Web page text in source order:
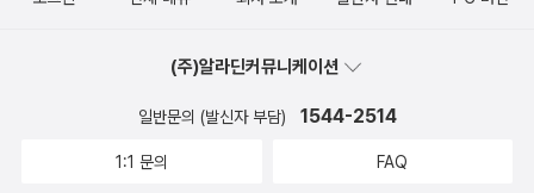
(주)알라딘커뮤니케이션
일반문의 (발신자 부담) 1544-2514
1:1 문의 FAQ